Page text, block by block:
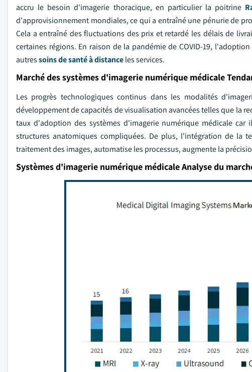
accru le besoin d'imagerie thoracique, en particulier la poitrine
d'approvisionnement mondiales, ce qui a entraîné une pénurie de
Cela a entraîné des fluctuations des prix et retardé les délais de
certaines régions. En raison de la pandémie de COVID-19, l'adoption
autressoins de santé à distanceles services.
Marché des systèmes d'imagerie numérique médicale
Les progrès technologiques continus dans les modalités
développement de capacités de visualisation avancées telles que la
taux d'adoption des systèmes d'imagerie numérique médicale
structures anatomiques compliquées. De plus, l'intégration de la
traitement des images, automatise les processus, augmente la
Systèmes d'imagerie numérique médicale Analyse du